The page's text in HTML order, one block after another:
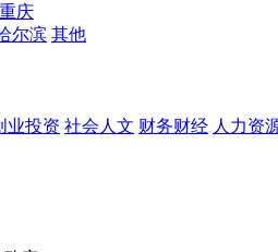
重庆
尔滨 其他
业投资 社会人文 财务财经 人力资